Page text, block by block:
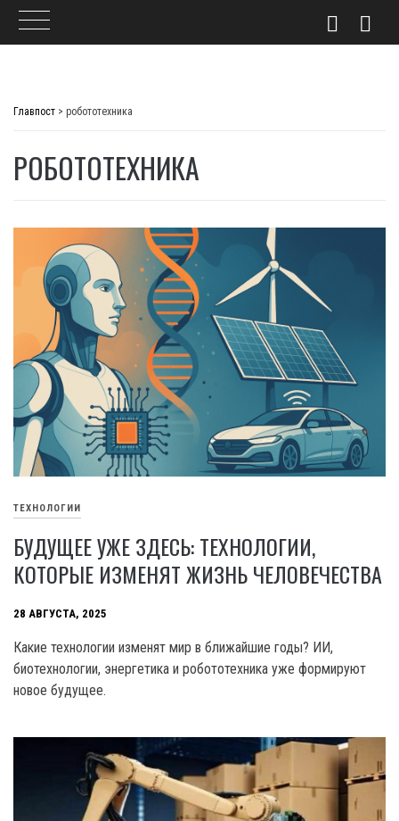
Главпост > робототехника
РОБОТОТЕХНИКА
ТЕХНОЛОГИИ
БУДУЩЕЕ УЖЕ ЗДЕСЬ: ТЕХНОЛОГИИ,
КОТОРЫЕ ИЗМЕНЯТ ЖИЗНЬ ЧЕЛОВЕЧЕСТВА
28 АВГУСТА, 2025
Какие технологии изменят мир в ближайшие годы? ИИ,
биотехнологии, энергетика и робототехника уже формируют
новое будущее.